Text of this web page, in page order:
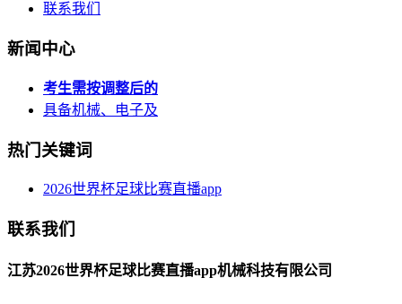
联系我们
新闻中心
考生需按调整后的
具备机械、电子及
热门关键词
2026世界杯足球比赛直播app
联系我们
江苏2026世界杯足球比赛直播app机械科技有限公司